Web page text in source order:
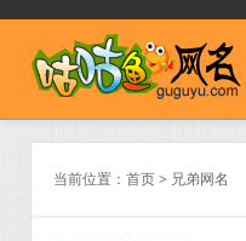
当前位置： 首页> 兄弟网名